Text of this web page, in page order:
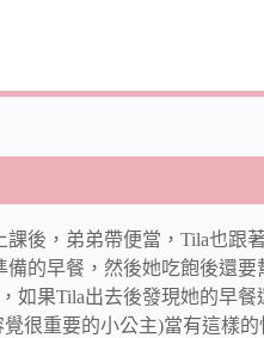
後，弟弟帶便當，Tila也跟
備的早餐，然後她吃飽後還
如果Tila出去後發現她的早
很重要的小公主)當有這樣